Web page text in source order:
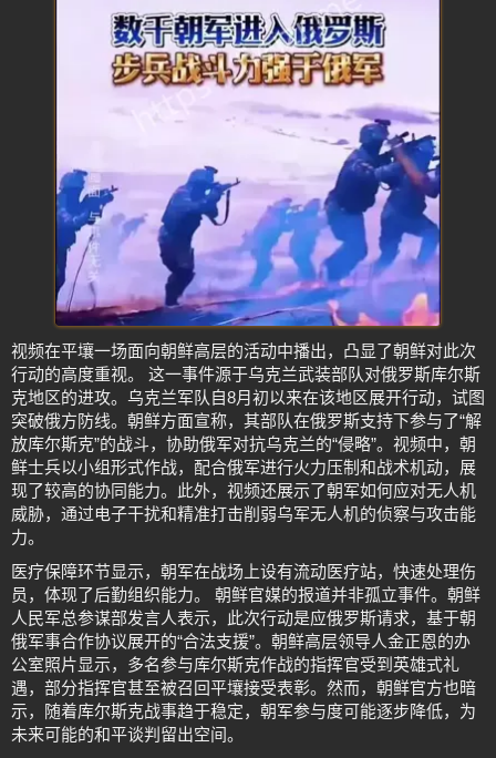
视频在平壤一场面向朝鲜高层的活动中播出，凸显了朝鲜对此次
行动的高度重视。 这一事件源于乌克兰武装部队对俄罗斯库尔斯
克地区的进攻。乌克兰军队自8月初以来在该地区展开行动，试图
突破俄方防线。朝鲜方面宣称，其部队在俄罗斯支持下参与了“解
放库尔斯克”的战斗，协助俄军对抗乌克兰的“侵略”。视频中，朝
鲜士兵以小组形式作战，配合俄军进行火力压制和战术机动，展
现了较高的协同能力。此外，视频还展示了朝军如何应对无人机
威胁，通过电子干扰和精准打击削弱乌军无人机的侦察与攻击能
力。
医疗保障环节显示，朝军在战场上设有流动医疗站，快速处理伤
员，体现了后勤组织能力。 朝鲜官媒的报道并非孤立事件。朝鲜
人民军总参谋部发言人表示，此次行动是应俄罗斯请求，基于朝
俄军事合作协议展开的“合法支援”。朝鲜高层领导人金正恩的办
公室照片显示，多名参与库尔斯克作战的指挥官受到英雄式礼
遇，部分指挥官甚至被召回平壤接受表彰。然而，朝鲜官方也暗
示，随着库尔斯克战事趋于稳定，朝军参与度可能逐步降低，为
未来可能的和平谈判留出空间。